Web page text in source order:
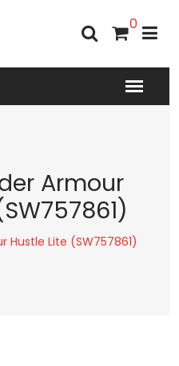
0
Armour
Hustle Lite (SW757861)